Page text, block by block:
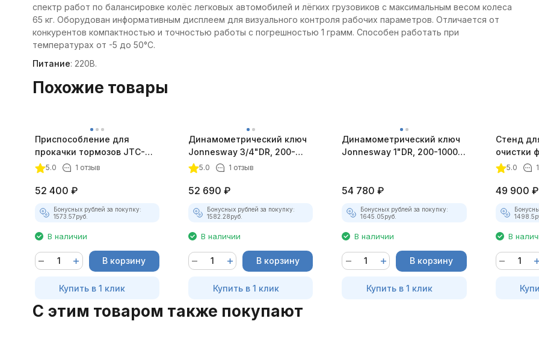
спектр работ по балансировке колёс легковых автомобилей и лёгких грузовиков с максимальным весом колеса
65 кг. Оборудован информативным дисплеем для визуального контроля рабочих параметров. Отличается от
конкурентов компактностью и точностью работы с погрешностью 1 грамм. Способен работать при
температурах от -5 до 50°С.
Питание: 220В.
Похожие товары
Приспособление для
прокачки тормозов JTC-
4331
5.0 1 отзыв
52 400 ₽
Бонусных рублей за покупку:
1573.57руб.
В наличии
В корзину
Купить в 1 клик
Динамометрический ключ
Jonnesway 3/4"DR, 200-
1000 Нм
5.0 1 отзыв
52 690 ₽
Бонусных рублей за покупку:
1582.28руб.
В наличии
В корзину
Купить в 1 клик
Динамометрический ключ
Jonnesway 1"DR, 200-1000
54 780 ₽
Бонусных рублей за покупку:
1645.05руб.
В наличии
В корзину
Купить в 1 клик
Стенд
очистки
Launch
5.0
49 900 ₽
1498.5
В
C этим товаром также покупают